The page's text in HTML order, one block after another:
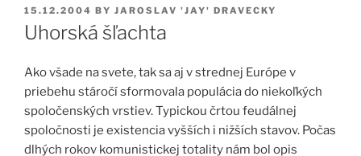
POSTED
ON
15.12.2004 BY JAROSLAV 'JAY' DRAVECKY
Uhorská šľachta
Ako všade na svete, tak sa aj v strednej Európe v
priebehu stáročí sformovala populácia do niekoľkých
spoločenských vrstiev. Typickou črtou feudálnej
spoločnosti je existencia vyšších i nižších stavov. Počas
dlhých rokov komunistickej totality nám bol opis